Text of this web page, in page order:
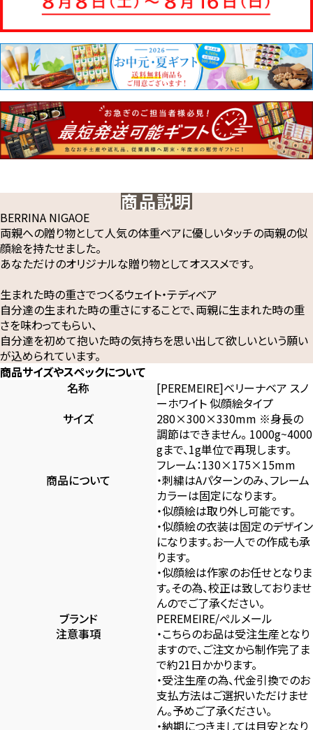
商品説明
BERRINA NIGAOE
両親への贈り物として人気の体重ベアに優しいタッチの両親の似
顔絵を持たせました。
あなただけのオリジナルな贈り物としてオススメです。
生まれた時の重さでつくるウェイト・テディベア
自分達の生まれた時の重さにすることで、両親に生まれた時の重
さを味わってもらい、
自分達を初めて抱いた時の気持ちを思い出して欲しいという願い
が込められています。
商品サイズやスペックについて
名称
[PEREMEIRE]ベリーナベア スノ
ーホワイト 似顔絵タイプ
サイズ
280×300×330mm ※身長の
調節はできません。 1000g~4000
gまで、1g単位で再現します。
フレーム：130×175×15mm
商品について
・刺繍はAパターンのみ、フレーム
カラーは固定になります。
・似顔絵は取り外し可能です。
・似顔絵の衣装は固定のデザイン
になります。お一人での作成も承
ります。
・似顔絵は作家のお任せとなりま
す。その為、校正は致しておりませ
んのでご了承ください。
ブランド
PEREMEIRE/ぺルメール
注意事項
・こちらのお品は受注生産となり
ますので、ご注文から制作完了ま
で約21日かかります。
・受注生産の為、代金引換でのお
支払方法はご選択いただけませ
ん。予めご了承ください。
・納期につきましては目安となり